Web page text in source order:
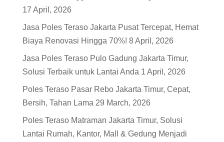
17 April, 2026
Jasa Poles Teraso Jakarta Pusat Tercepat, Hemat
Biaya Renovasi Hingga 70%! 8 April, 2026
Jasa Poles Teraso Pulo Gadung Jakarta Timur,
Solusi Terbaik untuk Lantai Anda 1 April, 2026
Poles Teraso Pasar Rebo Jakarta Timur, Cepat,
Bersih, Tahan Lama 29 March, 2026
Poles Teraso Matraman Jakarta Timur, Solusi
Lantai Rumah, Kantor, Mall & Gedung Menjadi